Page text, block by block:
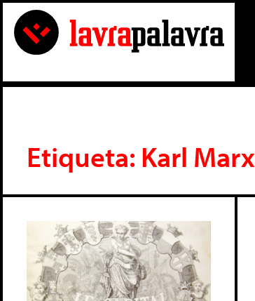
Etiqueta: Karl Marx